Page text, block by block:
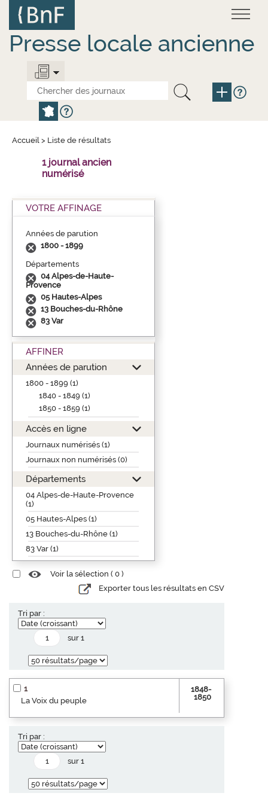
contenu
principal
Presse locale ancienne
Accueil > Liste de résultats
1 journal ancien
numérisé
VOTRE AFFINAGE
Années de parution
1800 - 1899
Départements
04 Alpes-de-Haute-
Provence
05 Hautes-Alpes
13 Bouches-du-Rhône
83 Var
AFFINER
Années de parution
1800 - 1899 (1)
1840 - 1849 (1)
1850 - 1859 (1)
Accès en ligne
Journaux numérisés (1)
Journaux non numérisés (0)
Départements
04 Alpes-de-Haute-Provence
(1)
05 Hautes-Alpes (1)
13 Bouches-du-Rhône (1)
83 Var (1)
Voir la sélection ( 0 )
Exporter tous les résultats en CSV
Tri par :
sur 1
1
La Voix du peuple
1848-
1850
Tri par :
sur 1
Panneau de gestion des cookies